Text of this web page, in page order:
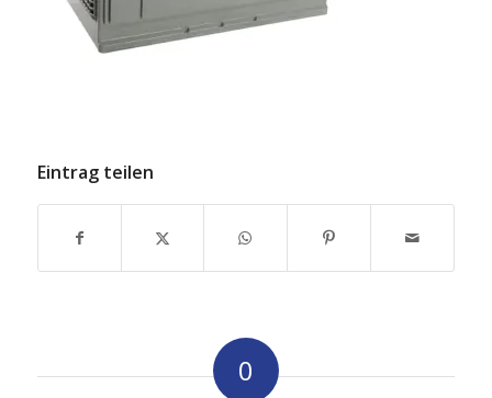
Eintrag teilen
0